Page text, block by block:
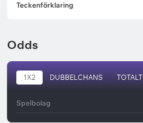
Teckenförklaring
Odds
1X2 DUBBELCHANS
Spelbolag